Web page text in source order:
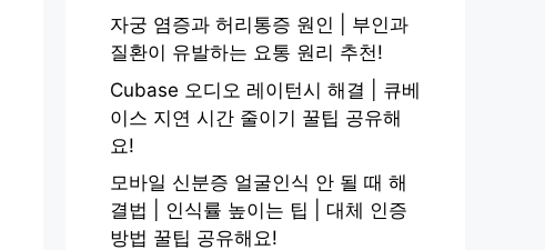
자궁 염증과 허리통증 원인 | 부인과
질환이 유발하는 요통 원리 추천!
Cubase 오디오 레이턴시 해결 | 큐베
이스 지연 시간 줄이기 꿀팁 공유해
요!
모바일 신분증 얼굴인식 안 될 때 해
결법 | 인식률 높이는 팁 | 대체 인증
방법 꿀팁 공유해요!